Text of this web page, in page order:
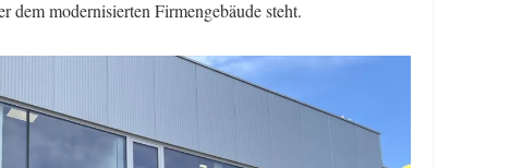
dem modernisierten Firmengebäude steht.